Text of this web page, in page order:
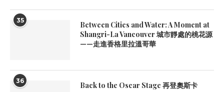
35
Between Cities and Water: A Moment at
Shangri-La Vancouver 城市靜處的桃花源
——走進香格里拉溫哥華
36 Back to the Oscar Stage 再登奧斯卡